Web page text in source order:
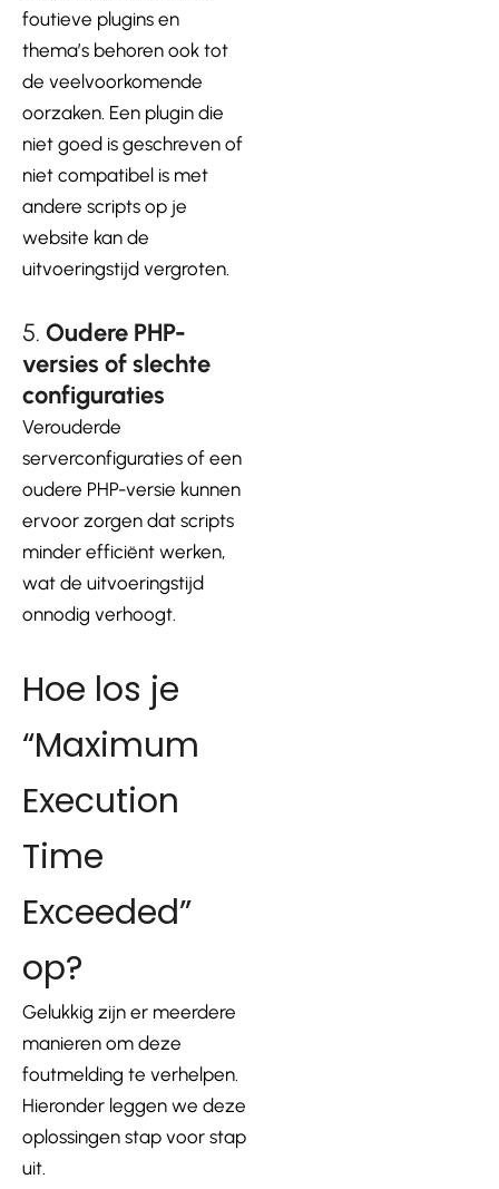
foutieve plugins en
thema’s behoren ook tot
de veelvoorkomende
oorzaken. Een plugin die
niet goed is geschreven of
niet compatibel is met
andere scripts op je
website kan de
uitvoeringstijd vergroten.
5. Oudere PHP-
versies of slechte
configuraties
Verouderde
serverconfiguraties of een
oudere PHP-versie kunnen
ervoor zorgen dat scripts
minder efficiënt werken,
wat de uitvoeringstijd
onnodig verhoogt.
Hoe los je
“Maximum
Execution
Time
Exceeded”
op?
Gelukkig zijn er meerdere
manieren om deze
foutmelding te verhelpen.
Hieronder leggen we deze
oplossingen stap voor stap
uit.